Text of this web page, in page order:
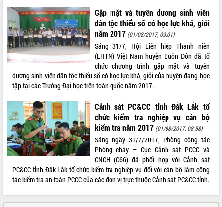
Gặp mặt và tuyên dương sinh viên
dân tộc thiểu số có học lực khá, giỏi
năm 2017 (01/08/2017, 09:01)
Sáng 31/7, Hội Liên hiệp Thanh niên
(LHTN) Việt Nam huyện Buôn Đôn đã tổ
chức chương trình gặp mặt và tuyên
dương sinh viên dân tộc thiểu số có học lực khá, giỏi của huyện đang học
tập tại các Trường Đại học trên toàn quốc năm 2017.
Cảnh sát PC&CC tỉnh Đắk Lắk tổ
chức kiểm tra nghiệp vụ cán bộ
kiểm tra năm 2017 (01/08/2017, 08:58)
Sáng ngày 31/7/2017, Phòng công tác
Phòng cháy – Cục Cảnh sát PCCC và
CNCH (C66) đã phối hợp với Cảnh sát
PC&CC tỉnh Đắk Lắk tổ chức kiểm tra nghiệp vụ đối với cán bộ làm công
tác kiểm tra an toàn PCCC của các đơn vị trực thuộc Cảnh sát PC&CC tỉnh.